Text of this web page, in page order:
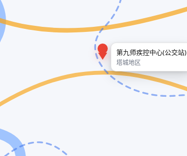
第九师疾控中心(公交站)
塔城地区